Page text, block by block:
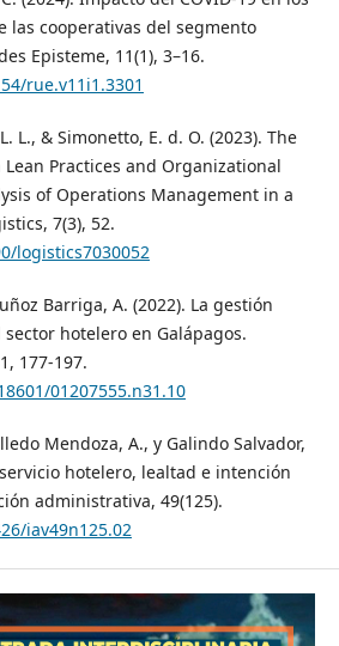
las cooperativas del segmento
Episteme, 11(1), 3–16.
rue.v11i1.3301
L., & Simonetto, E. d. O. (2023). The
Practices and Organizational
of Operations Management in a
7(3), 52.
logistics7030052
Barriga, A. (2022). La gestión
hotelero en Galápagos.
177-197.
01207555.n31.10
Mendoza, A., y Galindo Salvador,
hotelero, lealtad e intención
administrativa, 49(125).
iav49n125.02